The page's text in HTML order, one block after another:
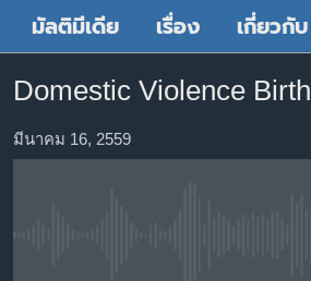
เนื้อหา
ข้าม
ไป
หน้า
โลก
เอเชีย
สหรัฐฯ
ไทย
มัลติมีเดีย เรื่อง เกี่ยวกับ
Domestic Violence Birth
มีนาคม 16, 2559